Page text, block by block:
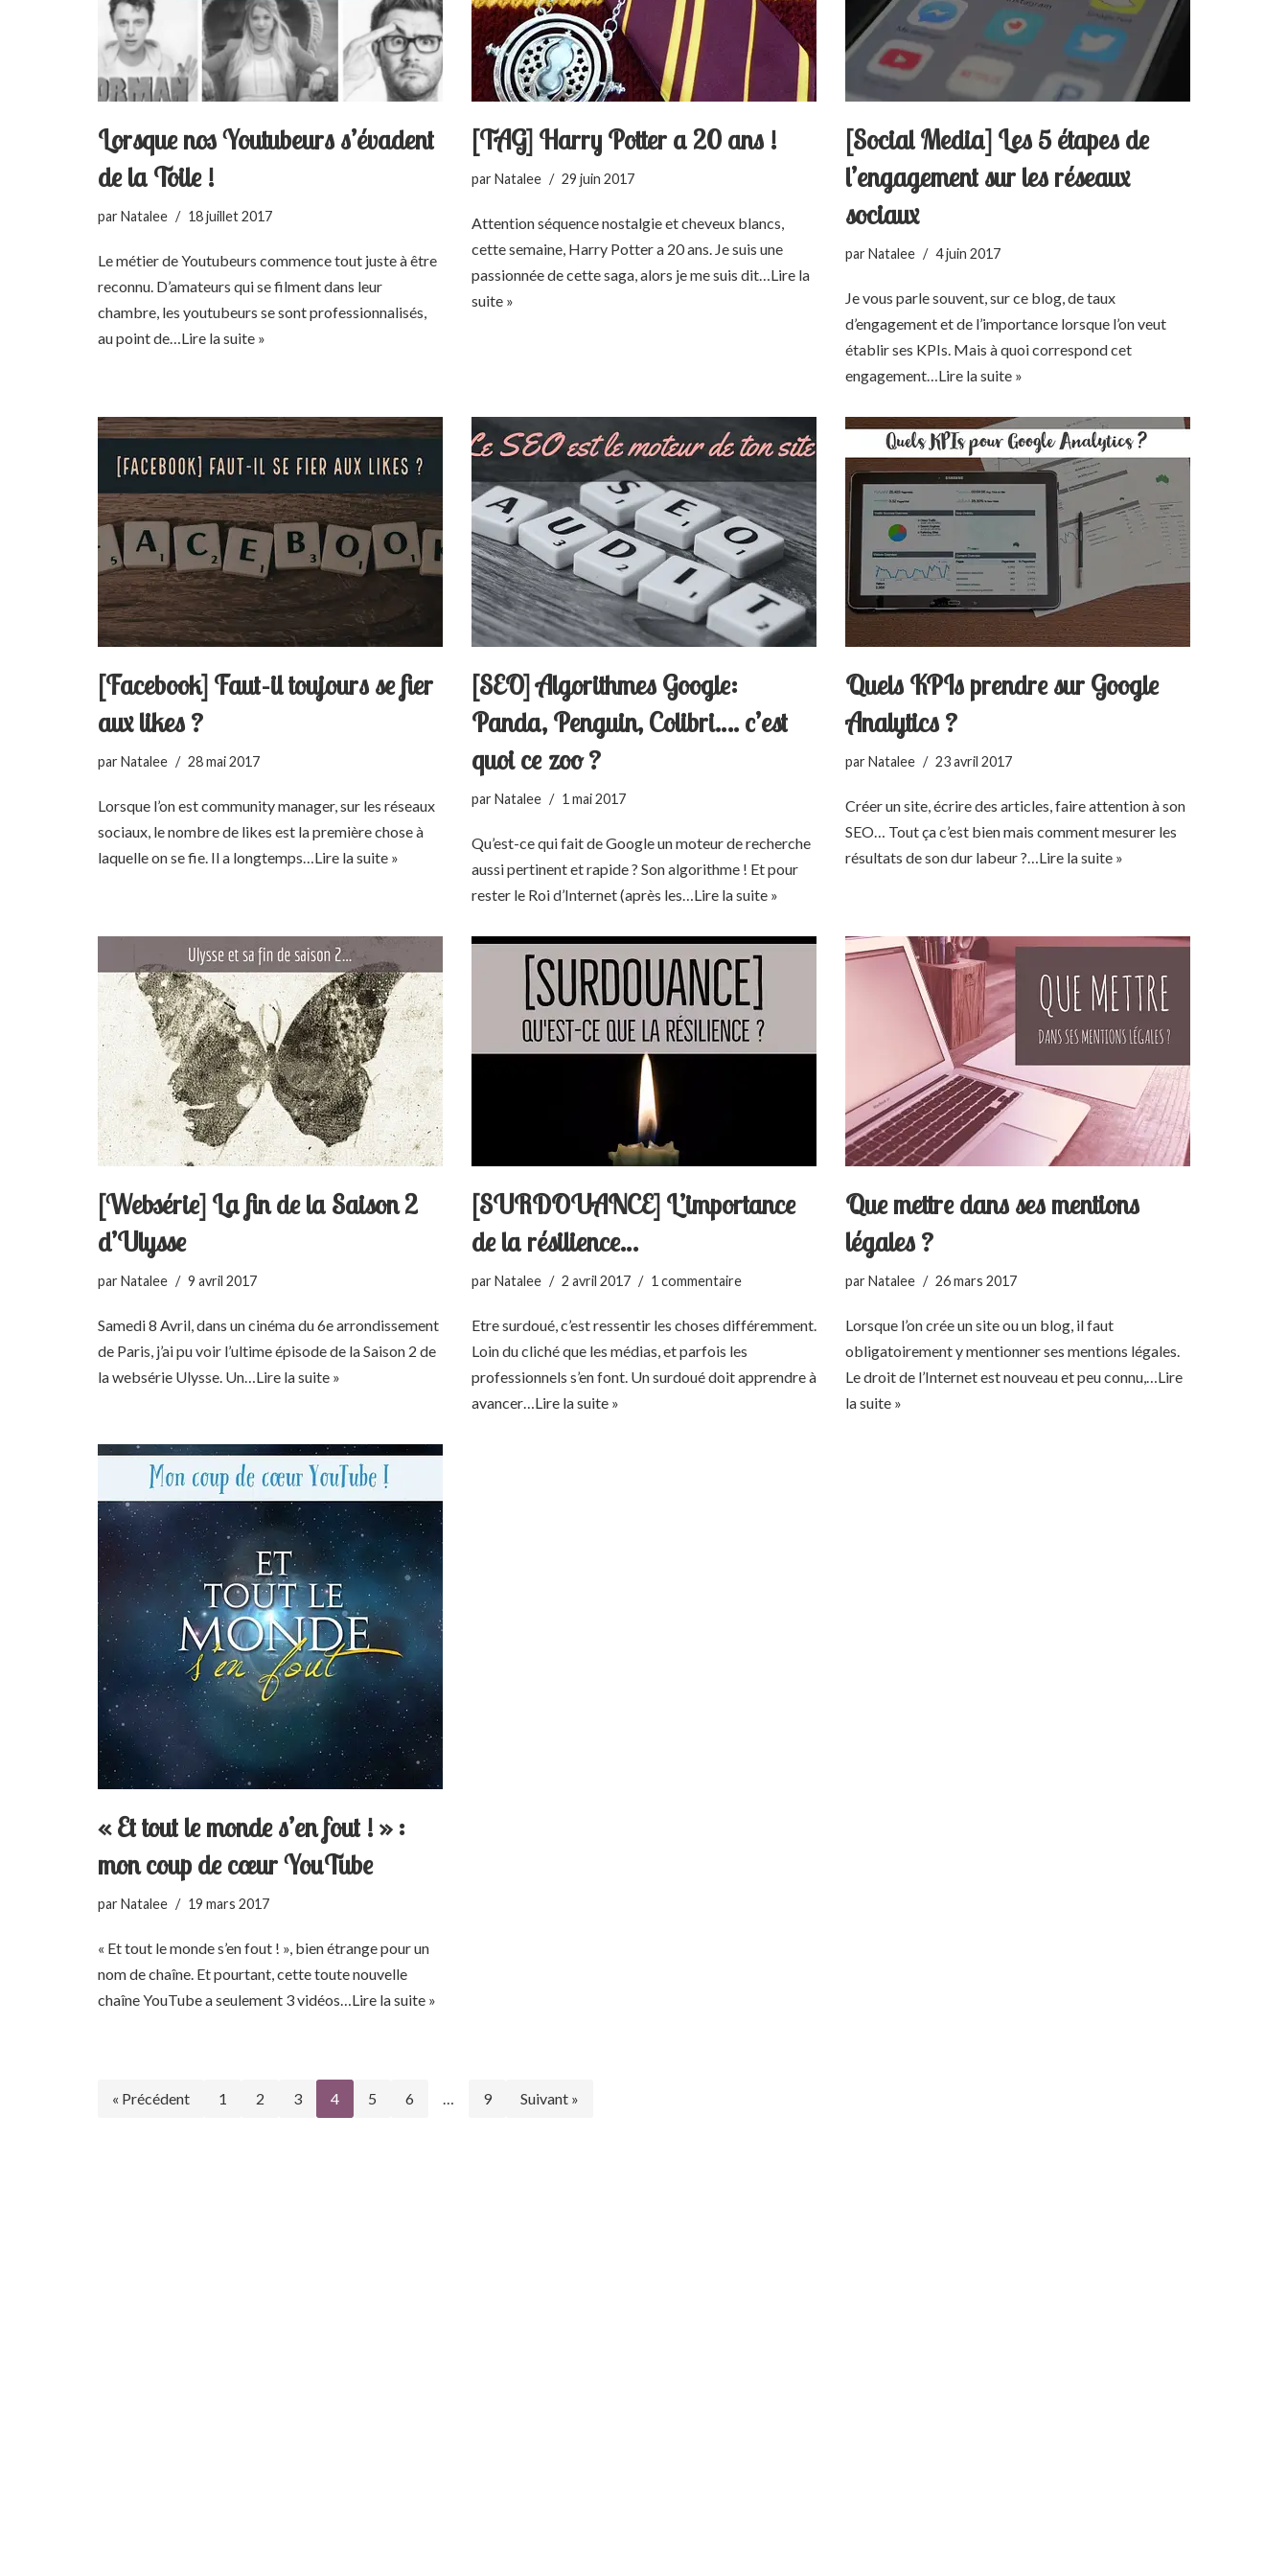
Lorsque nos Youtubeurs s’évadent
de la Toile !
parNatalee 18 juillet 2017
Le métier de Youtubeurs commence tout juste à être
reconnu. D’amateurs qui se filment dans leur
chambre, les youtubeurs se sont professionnalisés,
au point de…Lire la suite »
[TAG] Harry Potter a 20 ans !
parNatalee 29 juin 2017
Attention séquence nostalgie et cheveux blancs,
cette semaine, Harry Potter a 20 ans. Je suis une
passionnée de cette saga, alors je me suis dit…Lire la
suite »
[Social Media] Les 5 étapes de
l’engagement sur les réseaux
sociaux
parNatalee 4 juin 2017
Je vous parle souvent, sur ce blog, de taux
d’engagement et de l’importance lorsque l’on veut
établir ses KPIs. Mais à quoi correspond cet
engagement…Lire la suite »
[Facebook] Faut-il toujours se fier
aux likes ?
parNatalee 28 mai 2017
Lorsque l’on est community manager, sur les réseaux
sociaux, le nombre de likes est la première chose à
laquelle on se fie. Il a longtemps…Lire la suite »
[SEO] Algorithmes Google:
Panda, Penguin, Colibri…. c’est
quoi ce zoo ?
parNatalee 1 mai 2017
Qu’est-ce qui fait de Google un moteur de recherche
aussi pertinent et rapide ? Son algorithme ! Et pour
rester le Roi d’Internet (après les…Lire la suite »
Quels KPIs prendre sur Google
Analytics ?
parNatalee 23 avril 2017
Créer un site, écrire des articles, faire attention à son
SEO… Tout ça c’est bien mais comment mesurer les
résultats de son dur labeur ?…Lire la suite »
[Websérie] La fin de la Saison 2
d’Ulysse
parNatalee 9 avril 2017
Samedi 8 Avril, dans un cinéma du 6e arrondissement
de Paris, j’ai pu voir l’ultime épisode de la Saison 2 de
la websérie Ulysse. Un…Lire la suite »
[SURDOUANCE] L’importance
de la résilience…
parNatalee 2 avril 2017 1 commentaire
Etre surdoué, c’est ressentir les choses différemment.
Loin du cliché que les médias, et parfois les
professionnels s’en font. Un surdoué doit apprendre à
avancer…Lire la suite »
Que mettre dans ses mentions
légales ?
parNatalee 26 mars 2017
Lorsque l’on crée un site ou un blog, il faut
obligatoirement y mentionner ses mentions légales.
Le droit de l’Internet est nouveau et peu connu,…Lire
la suite »
« Et tout le monde s’en fout ! » :
mon coup de cœur YouTube
parNatalee 19 mars 2017
« Et tout le monde s’en fout ! », bien étrange pour un
nom de chaîne. Et pourtant, cette toute nouvelle
chaîne YouTube a seulement 3 vidéos…Lire la suite »
« Précédent 1 2 3 4 5 6 … 9 Suivant »